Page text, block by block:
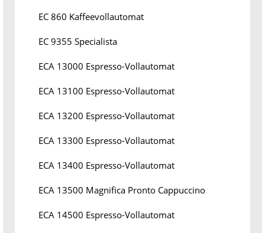
EC 860 Kaffeevollautomat
EC 9355 Specialista
ECA 13000 Espresso-Vollautomat
ECA 13100 Espresso-Vollautomat
ECA 13200 Espresso-Vollautomat
ECA 13300 Espresso-Vollautomat
ECA 13400 Espresso-Vollautomat
ECA 13500 Magnifica Pronto Cappuccino
ECA 14500 Espresso-Vollautomat